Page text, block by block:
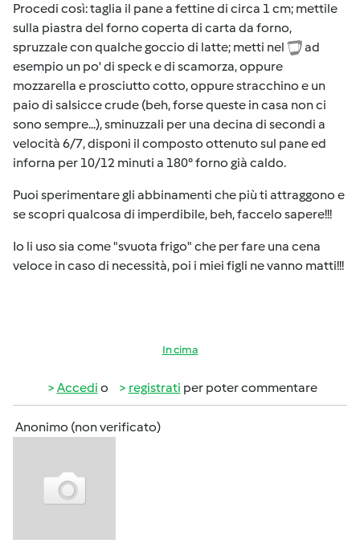
Procedi così: taglia il pane a fettine di circa 1 cm; mettile
sulla piastra del forno coperta di carta da forno,
spruzzale con qualche goccio di latte; metti nel
ad
esempio un po' di speck e di scamorza, oppure
mozzarella e prosciutto cotto, oppure stracchino e un
paio di salsicce crude (beh, forse queste in casa non ci
sono sempre...), sminuzzali per una decina di secondi a
velocità 6/7, disponi il composto ottenuto sul pane ed
inforna per 10/12 minuti a 180° forno già caldo.
Puoi sperimentare gli abbinamenti che più ti attraggono e
se scopri qualcosa di imperdibile, beh, faccelo sapere!!!
Io li uso sia come "svuota frigo" che per fare una cena
veloce in caso di necessità, poi i miei figli ne vanno matti!!!
In cima
Accedi o registrati per poter commentare
Anonimo (non verificato)